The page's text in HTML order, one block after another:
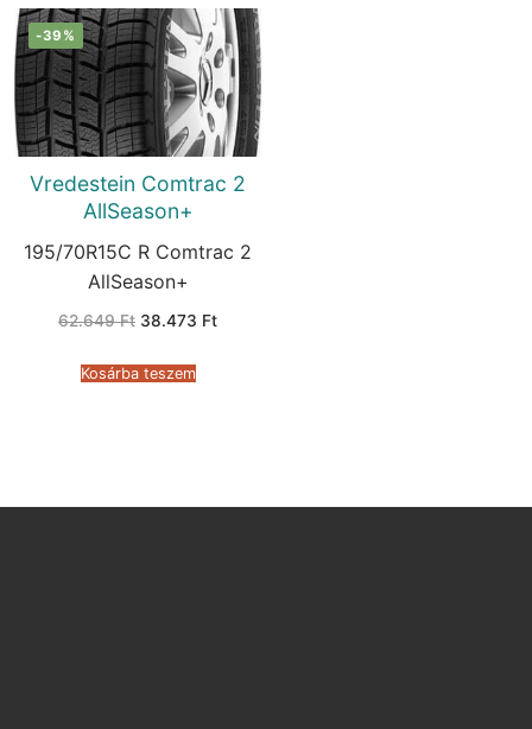
-39%
Vredestein Comtrac 2
AllSeason+
195/70R15C R Comtrac 2
AllSeason+
62.649Ft Original
62.649 Ft.
38.473 FtCurrent
Kosárba teszem